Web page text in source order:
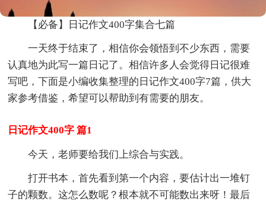
【必备】日记作文400字集合七篇
一天终于结束了，相信你会领悟到不少东西，需要
认真地为此写一篇日记了。相信许多人会觉得日记很难
写吧，下面是小编收集整理的日记作文400字7篇，供大
家参考借鉴，希望可以帮助到有需要的朋友。
日记作文400字 篇1
今天，老师要给我们上综合与实践。
打开书本，首先看到第一个内容，要估计出一堆钉
子的颗数。这怎么数呢？根本就不可能数出来呀！最后